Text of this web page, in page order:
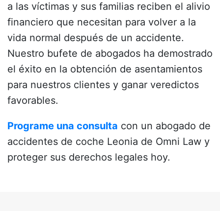
a las víctimas y sus familias reciben el alivio
financiero que necesitan para volver a la
vida normal después de un accidente.
Nuestro bufete de abogados ha demostrado
el éxito en la obtención de asentamientos
para nuestros clientes y ganar veredictos
favorables.
Programe una consulta con un abogado de
accidentes de coche Leonia de Omni Law y
proteger sus derechos legales hoy.